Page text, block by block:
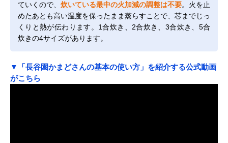
ていくので、 炊いている最中の火加減の調整は不要。火を止
めたあとも高い温度を保ったまま蒸らすことで、芯までじっ
くりと熱が伝わります。1合炊き、2合炊き、3合炊き、5合
炊きの4サイズがあります。
▼「長谷園かまどさんの基本の使い方」を紹介する公式動画
がこちら